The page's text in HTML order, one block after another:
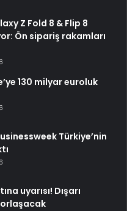
Z Fold 8 & Flip 8
Ön sipariş rakamları
130 milyar euroluk
Türkiye’nin
uyarısı! Dışarı